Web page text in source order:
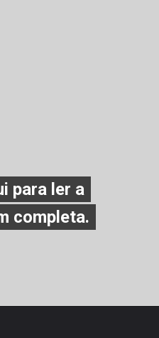
para ler a
completa.
para ler a
completa.